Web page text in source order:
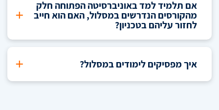
אם תלמיד למד באוניברסיטה הפתוחה חלק
מהקורסים הנדרשים במסלול, האם הוא חייב
לחזור עליהם בטכניון?
+
איך מפסיקים לימודים במסלול? +